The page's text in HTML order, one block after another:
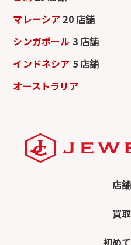
マレーシア 20 店舗
シンガポール 3 店舗
インドネシア 5 店舗
オーストラリア
店
買
初め